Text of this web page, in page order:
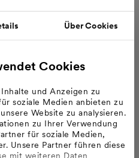
Über Cookies
Cookies
und Anzeigen zu
soziale Medien anbieten zu
Website zu analysieren.
zu Ihrer Verwendung
für soziale Medien,
Unsere Partner führen diese
mit weiteren Daten
Mitarbeiterinnen und
setzen wir dabei
Dieser Umbau koste
"Wir sind damit